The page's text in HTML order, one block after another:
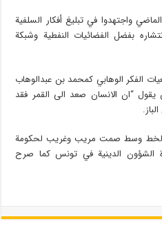
واجتهدوا في تبليغ أفكار السلفية
بفضل الفضائيات النفطية وشبكة
الفكر الوهابي كمحمد بن عبدالوهاب
“ان الانسان صعد الى القمر فقد
الخط وسط صمت مريب وغريب لحكومة
الشؤون الدينية في تونس كما صرح